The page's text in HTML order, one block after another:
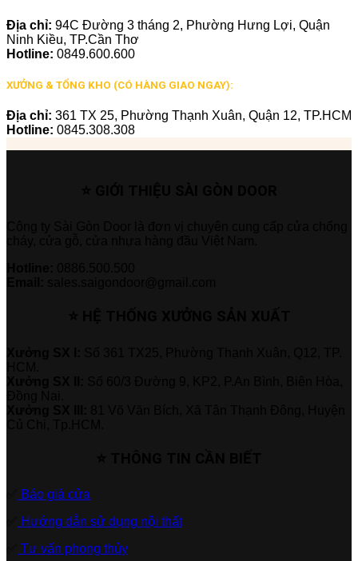
Địa chỉ: 94C Đường 3 tháng 2, Phường Hưng Lợi, Quận
Ninh Kiều, TP.Cần Thơ
Hotline: 0849.600.600
XƯỞNG & TỔNG KHO (CÓ HÀNG GIAO NGAY):
Địa chỉ: 361 TX 25, Phường Thạnh Xuân, Quận 12, TP.HCM
Hotline: 0845.308.308
Báo giá cửa
Hướng dẫn sử dụng nội thất
Tư vấn phong thủy